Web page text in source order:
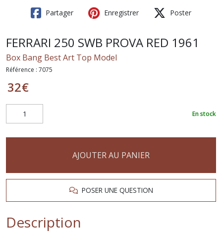
Partager Enregistrer Poster
FERRARI 250 SWB PROVA RED 1961
Box Bang Best Art Top Model
Référence : 7075
32€
En stock
AJOUTER AU PANIER
POSER UNE QUESTION
Description